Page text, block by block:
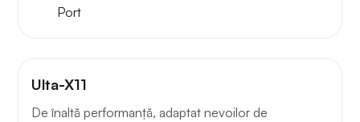
Port
Ulta-X11
De înaltă performanță, adaptat nevoilor de